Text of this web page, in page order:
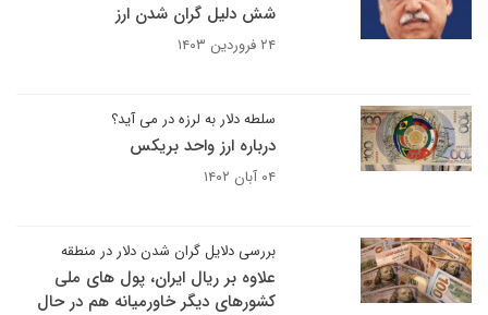
شش دلیل گران شدن ارز
۲۴ فروردین ۱۴۰۳
سلطه دلار به لرزه در می آید؟
درباره ارز واحد بریکس
۰۴ آبان ۱۴۰۲
بررسی دلایل گران شدن دلار در منطقه
علاوه بر ریال ایران، پول های ملی
کشورهای دیگر خاورمیانه هم در حال